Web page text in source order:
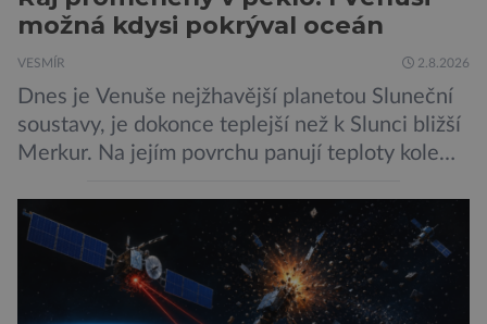
možná kdysi pokrýval oceán
VESMÍR 2.8.2026
Dnes je Venuše nejžhavější planetou Sluneční
soustavy, je dokonce teplejší než k Slunci bližší
Merkur. Na jejím povrchu panují teploty kolem
hustší než na Zemi a aby toho nebylo málo, z
oblaků se snáší kapky kyseliny sírové. Zkrátka,
není to prostředí, ve kterém by příčetný člověk
chtěl strávit […]